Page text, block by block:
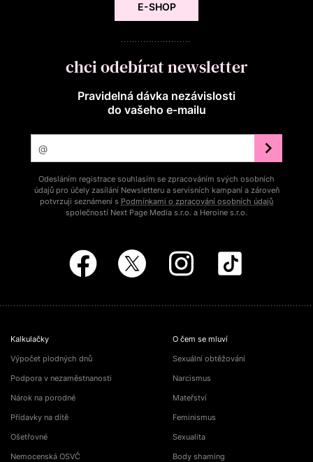
E-SHOP
chci odebírat newsletter
Pravidelná dávka nezávislosti
do vašeho e‑mailu
Odesláním registrace souhlasím se zpracováním svých osobních
údajů pro účely zasílání Newsletteru a servisních kampaní a zároveň
potvrzuji seznámení s Podmínkami o zpracování osobních údajů
společností Next Page Media s.r.o. a Heroine s.r.o.
Kalkulačky
Výpočet plodných dnů
Podpora v nezaměstnanosti
Nárok na porodné
Přídavky na dítě
Ošetřovné
Nemocenská OSVČ
O čem se mluví
Sexuální obtěžování
Narcismus
Mateřství
Feminismus
Sexualita
Body shaming